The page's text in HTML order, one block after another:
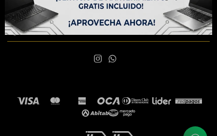
¡Suscribite y recibí todas nuestras novedades!
SUSCRIBIRME
 